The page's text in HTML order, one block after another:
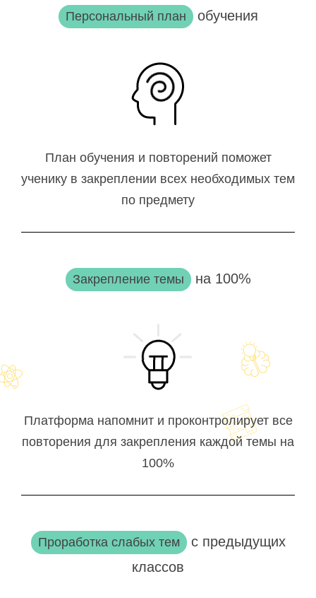
Персональный план обучения
План обучения и повторений поможет
ученику в закреплении всех необходимых тем
по предмету
Закрепление темы на 100%
Платформа напомнит и проконтролирует все
повторения для закрепления каждой темы на
100%
Проработка слабых тем с предыдущих
классов